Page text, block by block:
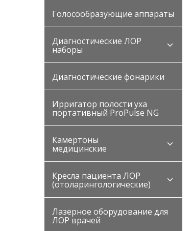
Голосообразующие аппараты
Диагностические ЛОР
наборы
Диагностические фонарики
Ирригатор полости уха
портативный ProPulse NG
Камертоны
медицинские
Кресла пациента ЛОР
(отоларингологические)
Лазерное оборудование для
ЛОР врачей